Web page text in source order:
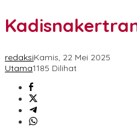
redaksiKamis, 22 Mei 2025
Utama1185 Dilihat